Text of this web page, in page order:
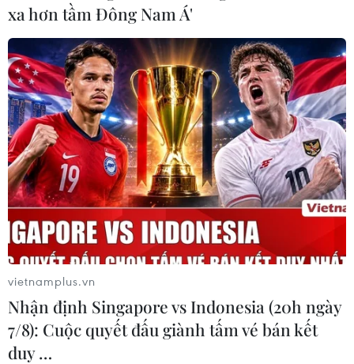
Nigeria: Đoàn xe chở Thủ hiến bang
Borno bị phục kích
26/09/2020 13:07
Số người chết trong vụ các phần tử thánh chiến Hồi giáo
phục kích tấn công đoàn xe chở nhóm binh sỹ Nigeria
tại bang Borno hẻo lánh ở Đông Bắc nước này đã lên
tới 30.
xa hơn tầm Đông Nam Á'
vietnamplus.vn
Nhận định Singapore vs Indonesia (20h ngày
7/8): Cuộc quyết đấu giành tấm vé bán kết
duy …